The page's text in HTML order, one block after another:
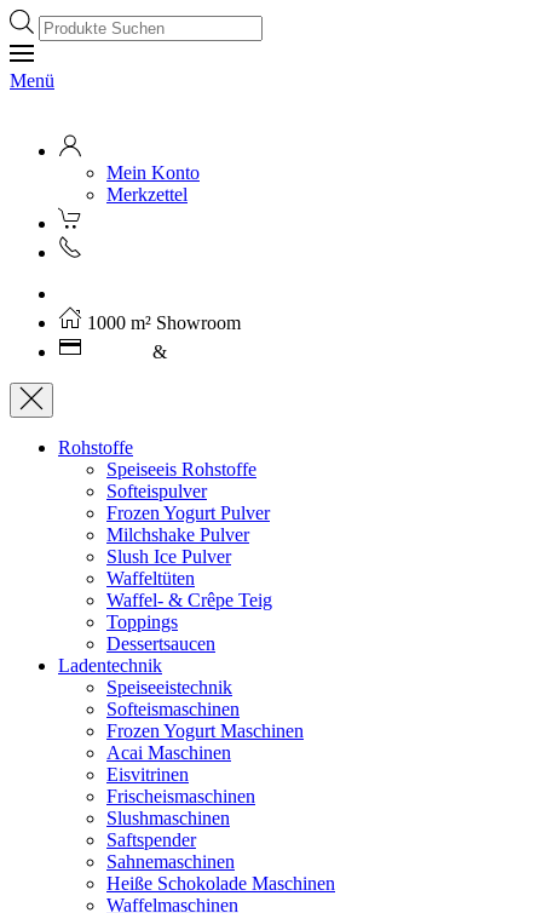
Products
search
Menü
Mein Konto
Merkzettel
1000 m² Showroom
&
Rohstoffe
Speiseeis Rohstoffe
Softeispulver
Frozen Yogurt Pulver
Milchshake Pulver
Slush Ice Pulver
Waffeltüten
Waffel- & Crêpe Teig
Toppings
Dessertsaucen
Ladentechnik
Speiseeistechnik
Softeismaschinen
Frozen Yogurt Maschinen
Acai Maschinen
Eisvitrinen
Frischeismaschinen
Slushmaschinen
Saftspender
Sahnemaschinen
Heiße Schokolade Maschinen
Waffelmaschinen